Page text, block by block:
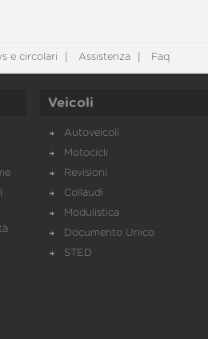
e circolari Assistenza Faq
Veicoli
Autoveicoli
Motocicli
Revisioni
Collaudi
Modulistica
Documento Unico
STED